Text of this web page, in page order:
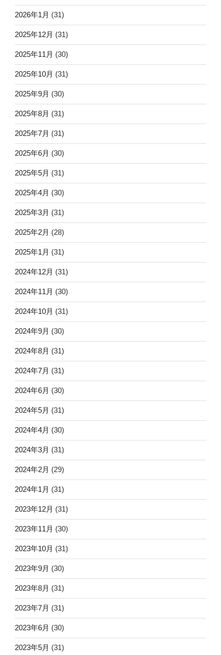
2026年1月 (31)
2025年12月 (31)
2025年11月 (30)
2025年10月 (31)
2025年9月 (30)
2025年8月 (31)
2025年7月 (31)
2025年6月 (30)
2025年5月 (31)
2025年4月 (30)
2025年3月 (31)
2025年2月 (28)
2025年1月 (31)
2024年12月 (31)
2024年11月 (30)
2024年10月 (31)
2024年9月 (30)
2024年8月 (31)
2024年7月 (31)
2024年6月 (30)
2024年5月 (31)
2024年4月 (30)
2024年3月 (31)
2024年2月 (29)
2024年1月 (31)
2023年12月 (31)
2023年11月 (30)
2023年10月 (31)
2023年9月 (30)
2023年8月 (31)
2023年7月 (31)
2023年6月 (30)
2023年5月 (31)